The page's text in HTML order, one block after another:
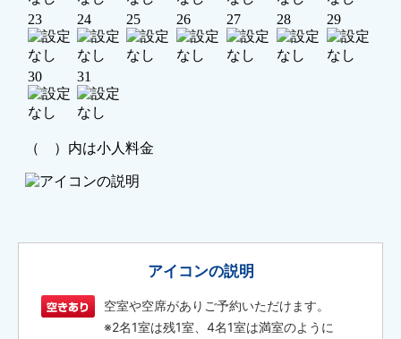
アイコンの説明
空室や空席がありご予約いただけます。
※2名1室は残1室、4名1室は満室のように